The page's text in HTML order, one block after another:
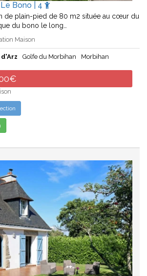
Bono | 4
de plain-pied de 80 m2 située au cœur du
du bono le long…
Maison
Golfe du Morbihan
Morbihan